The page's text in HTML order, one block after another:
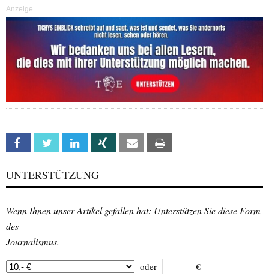
Anzeige
Facebook Twitter Linkedin Xing Email
UNTERSTÜTZUNG
Wenn Ihnen unser Artikel gefallen hat: Unterstützen Sie diese Form
des
Journalismus.
oder €